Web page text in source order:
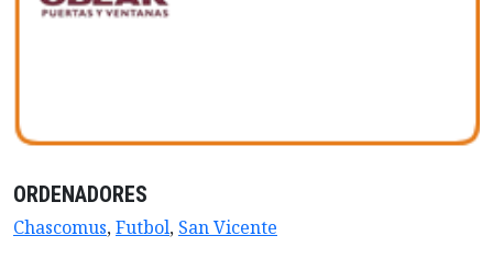
ORDENADORES
Chascomus,Futbol, San Vicente